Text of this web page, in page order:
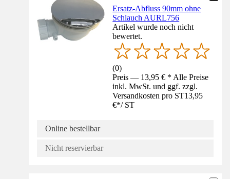
Ersatz-Abfluss 90mm ohne
Schlauch AURL756
Artikel wurde noch nicht
bewertet.
(0)
Preis — 13,95 € * Alle Preise
inkl. MwSt. und ggf. zzgl.
Versandkosten pro ST13,95
€*/ ST
Online bestellbar
Nicht reservierbar